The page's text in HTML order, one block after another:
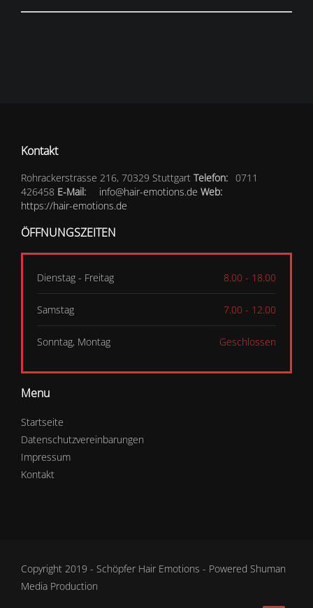
Kontakt
Rohrackerstrasse 216, 70329 Stuttgart Telefon: 0711
426458 E-Mail: info@hair-emotions.de Web:
https://hair-emotions.de
ÖFFNUNGSZEITEN
Dienstag - Freitag 8.00 - 18.00
Samstag 7.00 - 12.00
Sonntag, Montag Geschlossen
Menu
Startseite
Datenschutzvereinbarungen
Impressum
Kontakt
Copyright 2019 - Schöpfer Hair Emotions - Powered Shuman
Media Production